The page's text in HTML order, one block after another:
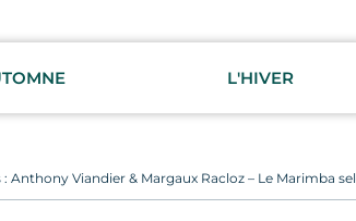
L'HIVER
: Anthony Viandier & Margaux Racloz – Le Marimba